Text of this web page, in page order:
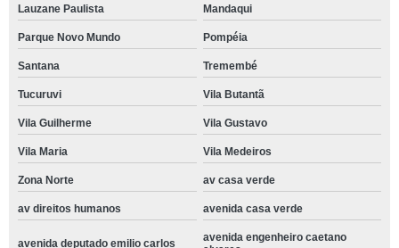
Lauzane Paulista Mandaqui
Parque Novo Mundo Pompéia
Santana Tremembé
Tucuruvi Vila Butantã
Vila Guilherme Vila Gustavo
Vila Maria Vila Medeiros
Zona Norte av casa verde
av direitos humanos avenida casa verde
avenida deputado emilio carlos
avenida engenheiro caetano